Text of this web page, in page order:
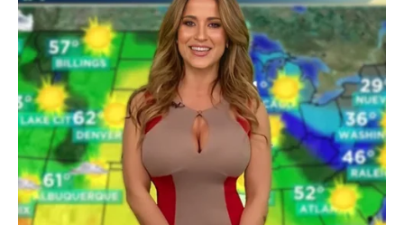
STRIJELAC
Strijelčevi ulaze u period nevjerovatne sreće.
Putovanja, uspjeh, ljubav i mnogo pozitivnih događaja
vraćaju vam energiju i osjećaj slobode.
Život vam donosi radost kakvu dugo
niste osjetili